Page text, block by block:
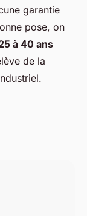
garantie
pose, on
à 40 ans
de la